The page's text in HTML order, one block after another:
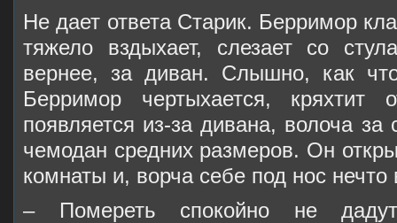
Не дает ответа Старик. Берримор
тяжело вздыхает, слезает со
вернее, за диван. Слышно, как
Берримор чертыхается, кряхтит
появляется из-за дивана, волоча
чемодан средних размеров. Он
комнаты и, ворча себе под нос нечто
– Помереть спокойно не